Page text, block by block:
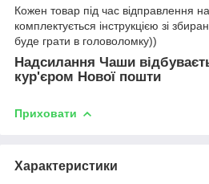
Кожен товар під час відправлення
комплектується інструкцією зі
буде грати в головоломку))
Надсилання Чаши
кур'єром Нової пошти
Приховати
Характеристики